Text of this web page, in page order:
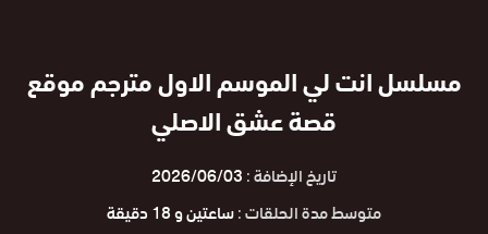
مسلسل انت لي الموسم الاول مترجم موقع
قصة عشق الاصلي
تاريخ الإضافة :2026/06/03
متوسط مدة الحلقات :ساعتين و 18 دقيقة